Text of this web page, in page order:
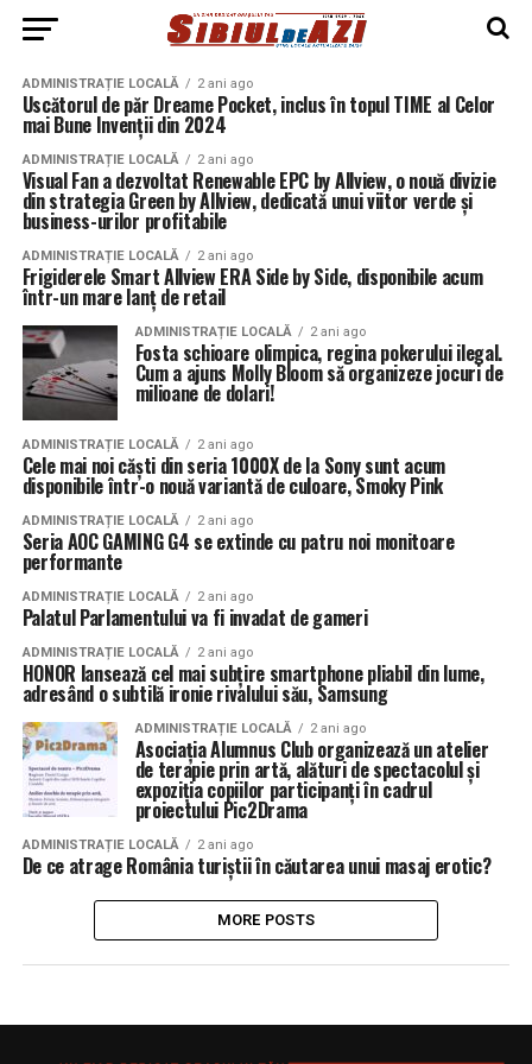
ADMINISTRAȚIE LOCALĂ 2 ani ago
Uscătorul de păr Dreame Pocket, inclus în topul TIME al Celor
mai Bune Invenții din 2024
ADMINISTRAȚIE LOCALĂ 2 ani ago
Visual Fan a dezvoltat Renewable EPC by Allview, o nouă divizie
din strategia Green by Allview, dedicată unui viitor verde și
business-urilor profitabile
ADMINISTRAȚIE LOCALĂ 2 ani ago
Frigiderele Smart Allview ERA Side by Side, disponibile acum
într-un mare lanț de retail
ADMINISTRAȚIE LOCALĂ 2 ani ago
Fosta schioare olimpica, regina pokerului ilegal.
Cum a ajuns Molly Bloom să organizeze jocuri de
milioane de dolari!
ADMINISTRAȚIE LOCALĂ 2 ani ago
Cele mai noi căști din seria 1000X de la Sony sunt acum
disponibile într-o nouă variantă de culoare, Smoky Pink
ADMINISTRAȚIE LOCALĂ 2 ani ago
Seria AOC GAMING G4 se extinde cu patru noi monitoare
performante
ADMINISTRAȚIE LOCALĂ 2 ani ago
Palatul Parlamentului va fi invadat de gameri
ADMINISTRAȚIE LOCALĂ 2 ani ago
HONOR lansează cel mai subțire smartphone pliabil din lume,
adresând o subtilă ironie rivalului său, Samsung
ADMINISTRAȚIE LOCALĂ 2 ani ago
Asociația Alumnus Club organizează un atelier
de terapie prin artă, alături de spectacolul și
expoziția copiilor participanți în cadrul
proiectului Pic2Drama
ADMINISTRAȚIE LOCALĂ 2 ani ago
De ce atrage România turiștii în căutarea unui masaj erotic?
MORE POSTS